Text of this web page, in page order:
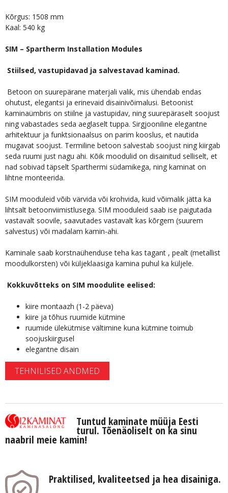
Kõrgus: 1508 mm
Kaal: 540 kg
SIM – Spartherm Installation Modules
Stiilsed, vastupidavad ja salvestavad kaminad.
Betoon on suurepärane materjali valik, mis ühendab endas
ohutust, elegantsi ja erinevaid disainivõimalusi. Betoonist
kaminaümbris on stiilne ja vastupidav, ning suurepäraselt soojust
ning vabastades seda aeglaselt tuppa. Sirgjooniline elegantne
arhitektuur ja funktsionaalsus on parim kooslus, et nautida
mugavat soojust. Termiline betoon salvestab soojust ning kiirgab
seda ruumi just nagu ahi. Kõik moodulid on disainitud selliselt, et
nad sobivad täpselt Sparthermi südamikega, ning kaminat on
lihtne monteerida.
SIM mooduleid võib värvida või krohvida, kuid võimalik jätta ka
lihtsalt betoonviimistlusega. SIM mooduleid saab ise paigutada
vastavalt soovile, saavutades vastavalt kas kõrgem (suurem
salvestus) või madalam kamin-ahi.
Kaminale saab korstnaühenduse teha kas tagant , pealt (metallist
moodulkorsten) või küljeklaasiga kamina puhul ka küljele.
Kokkuvõtteks on SIM moodulite eelised:
kiire montaazh (1-2 päeva)
kiire ja tõhus ruumide kütmine
ruumide ülekütmise vältimine kuna kütmine toimub
soojuskiirgusel
elegantne disain
TEHNILISED ANDMED
Tuntud kaminate müüja Eesti
turul. Tõenäoliselt on ka sinu
naabril meie kamin!
Praktilised, kvaliteetsed ja hea disainiga.